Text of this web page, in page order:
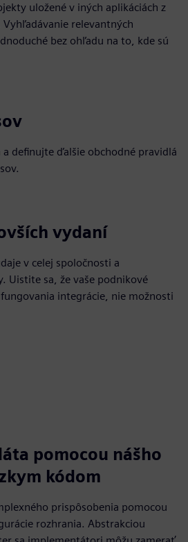
uložené v iných aplikáciách z
relevantných
bez ohľadu na to, kde sú
definujte ďalšie obchodné pravidlá
vydaní
v celej spoločnosti a
Uistite sa, že vaše podnikové
integrácie, nie možnosti
pomocou nášho
kódom
prispôsobenia pomocou
rozhrania. Abstrakciou